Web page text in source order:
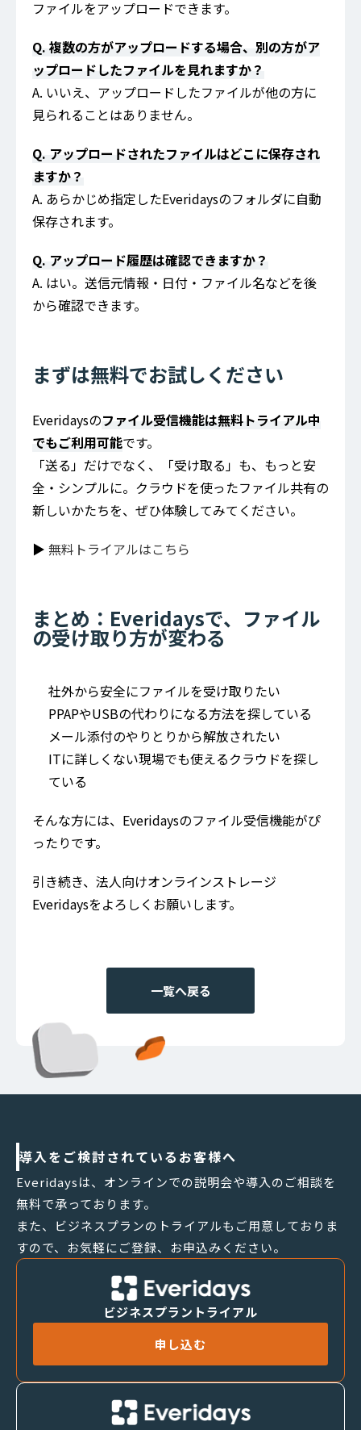
ファイルをアップロードできます。
Q. 複数の方がアップロードする場合、別の方がア
ップロードしたファイルを見れますか？
A. いいえ、アップロードしたファイルが他の方に
見られることはありません。
Q. アップロードされたファイルはどこに保存され
ますか？
A. あらかじめ指定したEveridaysのフォルダに自動
保存されます。
Q. アップロード履歴は確認できますか？
A. はい。送信元情報・日付・ファイル名などを後
から確認できます。
まずは無料でお試しください
Everidaysのファイル受信機能は無料トライアル中
でもご利用可能です。
「送る」だけでなく、「受け取る」も、もっと安
全・シンプルに。クラウドを使ったファイル共有の
新しいかたちを、ぜひ体験してみてください。
▶︎ 無料トライアルはこちら
まとめ：Everidaysで、ファイル
の受け取り方が変わる
社外から安全にファイルを受け取りたい
PPAPやUSBの代わりになる方法を探している
メール添付のやりとりから解放されたい
ITに詳しくない現場でも使えるクラウドを探し
ている
そんな方には、Everidaysのファイル受信機能がぴ
ったりです。
引き続き、法人向けオンラインストレージ
Everidaysをよろしくお願いします。
一覧へ戻る
導入をご検討されているお客様へ
Everidaysは、オンラインでの説明会や導入のご相談を
無料で承っております。
また、ビジネスプランのトライアルもご用意しておりま
すので、お気軽にご登録、お申込みください。
ビジネスプラントライアル
申し込む